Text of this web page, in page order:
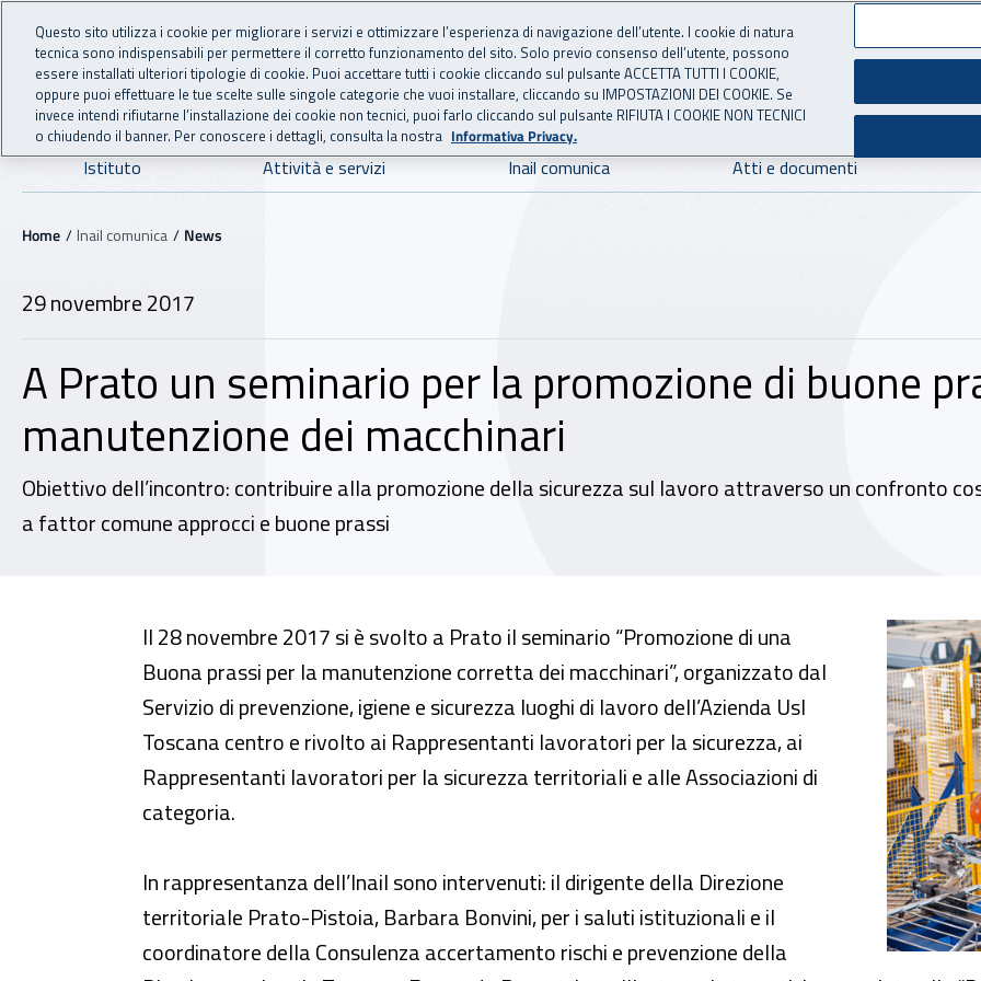
Vai al menu principale
Vai al contenuto principale
INAIL - Istituto Nazionale per l'Assicurazione
Navigazione principale
Istituto Attività e servizi Inail comunica Atti e documenti
Navigazione - Ti trovi in:
Home Inail comunica News
29 novembre 2017
A Prato un seminario per la promozione di buone
manutenzione dei macchinari
Obiettivo dell’incontro: contribuire alla promozione della sicurezza sul lavoro attraverso un confronto
a fattor comune approcci e buone prassi
A Prato un seminario per la promozione di buone prassi per la corretta
Il 28 novembre 2017 si è svolto a Prato il seminario “Promozione di una
Buona prassi per la manutenzione corretta dei macchinari”, organizzato dal
Servizio di prevenzione, igiene e sicurezza luoghi di lavoro dell’Azienda Usl
Toscana centro e rivolto ai Rappresentanti lavoratori per la sicurezza, ai
Rappresentanti lavoratori per la sicurezza territoriali e alle Associazioni di
categoria.
In rappresentanza dell’Inail sono intervenuti: il dirigente della Direzione
territoriale Prato-Pistoia, Barbara Bonvini, per i saluti istituzionali e il
coordinatore della Consulenza accertamento rischi e prevenzione della
Questo sito utilizza i cookie per migliorare i servizi e ottimizzare l’esperienza di navigazione dell’utente. I cookie di natura
tecnica sono indispensabili per permettere il corretto funzionamento del sito. Solo previo consenso dell’utente, possono
essere installati ulteriori tipologie di cookie. Puoi accettare tutti i cookie cliccando sul pulsante ACCETTA TUTTI I COOKIE,
oppure puoi effettuare le tue scelte sulle singole categorie che vuoi installare, cliccando su IMPOSTAZIONI DEI COOKIE. Se
invece intendi rifiutarne l’installazione dei cookie non tecnici, puoi farlo cliccando sul pulsante RIFIUTA I COOKIE NON TECNICI
o chiudendo il banner. Per conoscere i dettagli, consulta la nostra Informativa Privacy.